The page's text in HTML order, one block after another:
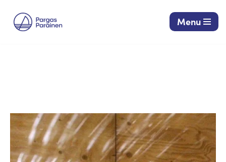
Siirry
Menu